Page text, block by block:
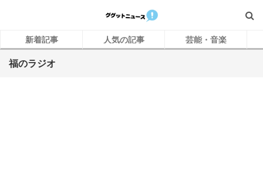
新着記事 人気の記事 芸能・音楽
福のラジオ